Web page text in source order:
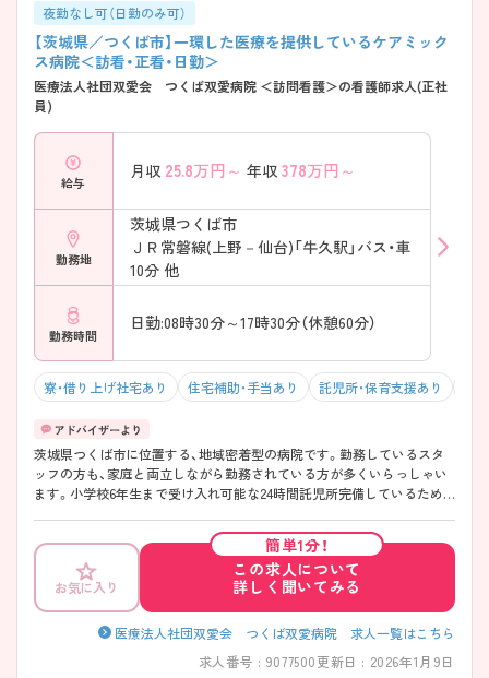
夜勤なし可（日勤のみ可）
【茨城県／つくば市】一環した医療を提供しているケアミック
ス病院＜訪看・正看・日勤＞
医療法人社団双愛会 つくば双愛病院 ＜訪問看護＞の看護師求人(正社
員)
給与
月収 25.8万円～ 年収 378万円～
勤務地
茨城県つくば市
ＪＲ常磐線(上野－仙台)「牛久駅」バス・車
10分 他
勤務時間
日勤:08時30分～17時30分（休憩60分）
寮・借り上げ社宅あり 住宅補助・手当あり 託児所・保育支援あり
茨城県つくば市に位置する、地域密着型の病院です。勤務しているスタ
ッフの方も、家庭と両立しながら勤務されている方が多くいらっしゃい
ます。小学校6年生まで受け入れ可能な24時間託児所完備しているため、
ているため、若手の方からベテランの方まで活躍されていらっしゃいま
す。プライベートと両立しながら、勤務していきたい方におすすめです！
お気に入り
簡単1分！
この求人について
詳しく聞いてみる
医療法人社団双愛会 つくば双愛病院 求人一覧はこちら
求人番号 : 9077500更新日 : 2026年1月9日